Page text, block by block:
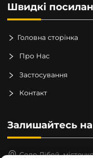
Швидкі
Головна сторінка
Про Нас
Застосування
Контакт
Залишайтесь на
Село Лібей,